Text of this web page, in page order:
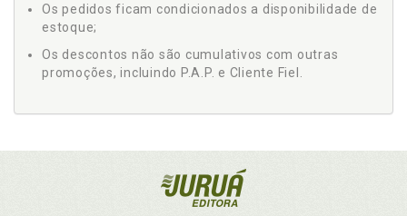
Os pedidos ficam condicionados a disponibilidade de
estoque;
Os descontos não são cumulativos com outras
promoções, incluindo P.A.P. e Cliente Fiel.